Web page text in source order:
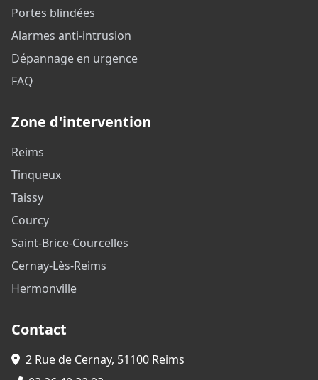
Portes blindées
Alarmes anti-intrusion
Dépannage en urgence
FAQ
Zone d'intervention
Reims
Tinqueux
Taissy
Courcy
Saint-Brice-Courcelles
Cernay-Lès-Reims
Hermonville
Contact
2 Rue de Cernay, 51100 Reims